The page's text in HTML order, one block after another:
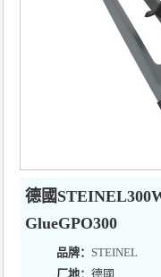
德國
GlueGPO300
品牌： STEINEL
厂地： 德國